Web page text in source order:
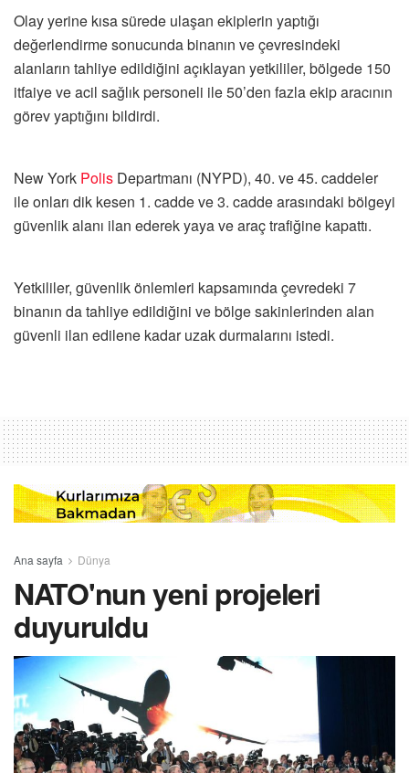
Olay yerine kısa sürede ulaşan ekiplerin yaptığı
değerlendirme sonucunda binanın ve çevresindeki
alanların tahliye edildiğini açıklayan yetkililer, bölgede 150
itfaiye ve acil sağlık personeli ile 50’den fazla ekip aracının
görev yaptığını bildirdi.
New York Polis Departmanı (NYPD), 40. ve 45. caddeler
ile onları dik kesen 1. cadde ve 3. cadde arasındaki bölgeyi
güvenlik alanı ilan ederek yaya ve araç trafiğine kapattı.
Yetkililer, güvenlik önlemleri kapsamında çevredeki 7
binanın da tahliye edildiğini ve bölge sakinlerinden alan
güvenli ilan edilene kadar uzak durmalarını istedi.
Ana sayfa Dünya
NATO'nun yeni projeleri
duyuruldu